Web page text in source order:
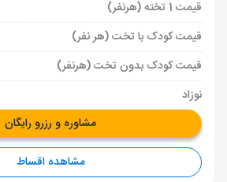
قیمت 1 تخته (هرنفر)
قیمت کودک با تخت (هر نفر)
قیمت کودک بدون تخت (هرنفر)
نوزاد
مشاوره و رزرو رایگان
مشاهده اقساط